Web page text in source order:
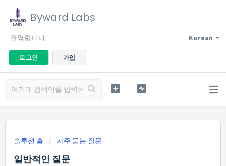
Byward Labs
Korean
환영합니다
로그인 가입
솔루션 홈 자주 묻는 질문
일반적인 질문